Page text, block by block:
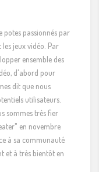
potes passionnés par
jeux vidéo. Par
ensemble des
d'abord pour
dit que nous
utilisateurs.
sommes très fier
en novembre
à sa communauté
et à très bientôt en